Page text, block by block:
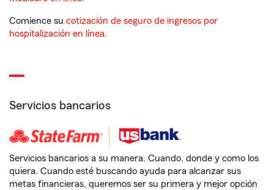
Comience su cotización de seguro de ingresos por
hospitalización en línea.
Servicios bancarios
Servicios bancarios a su manera. Cuando, donde y como los
quiera. Cuando esté buscando ayuda para alcanzar sus
metas financieras, queremos ser su primera y mejor opción